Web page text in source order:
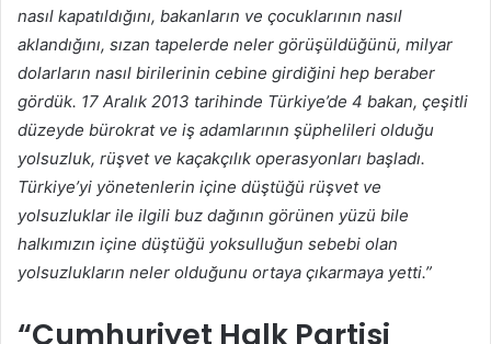
nasıl kapatıldığını, bakanların ve çocuklarının nasıl
aklandığını, sızan tapelerde neler görüşüldüğünü, milyar
dolarların nasıl birilerinin cebine girdiğini hep beraber
gördük. 17 Aralık 2013 tarihinde Türkiye’de 4 bakan, çeşitli
düzeyde bürokrat ve iş adamlarının şüphelileri olduğu
yolsuzluk, rüşvet ve kaçakçılık operasyonları başladı.
Türkiye’yi yönetenlerin içine düştüğü rüşvet ve
yolsuzluklar ile ilgili buz dağının görünen yüzü bile
halkımızın içine düştüğü yoksulluğun sebebi olan
yolsuzlukların neler olduğunu ortaya çıkarmaya yetti.”
“Cumhuriyet Halk Partisi